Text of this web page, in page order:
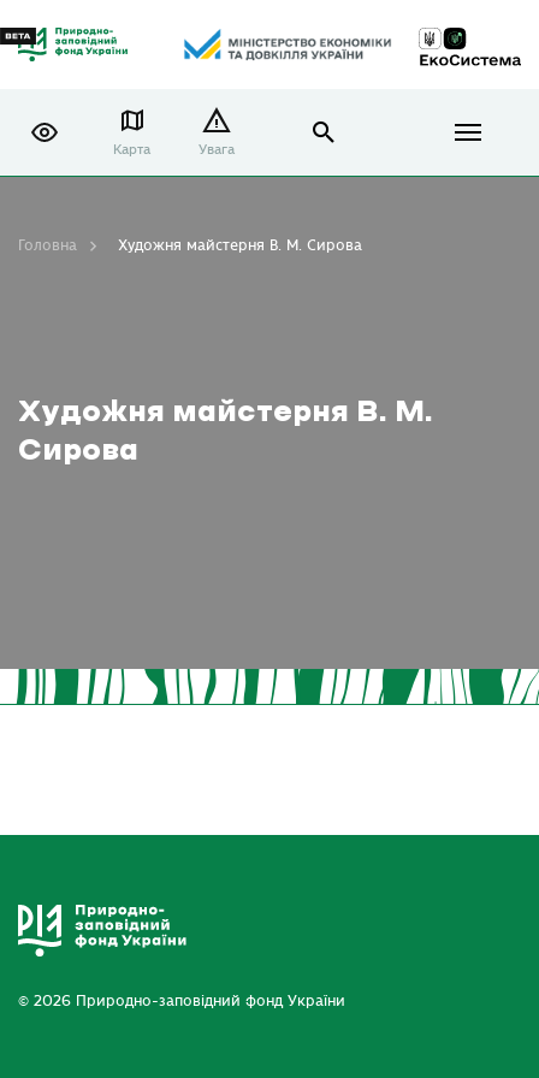
Карта Увага
Художня майстерня В. М.
Сирова
Головна Художня майстерня В. М. Сирова
© 2026 Природно-заповідний фонд України